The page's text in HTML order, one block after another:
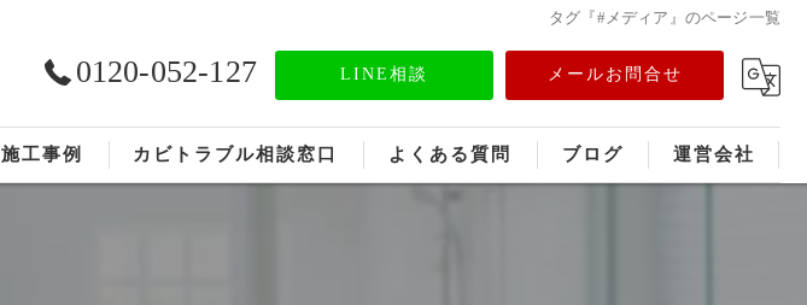
タグ『#メディア』のページ一覧
0120-052-127 LINE相談 メールお問合せ
施工事例 カビトラブル相談窓口 よくある質問 ブログ 運営会社